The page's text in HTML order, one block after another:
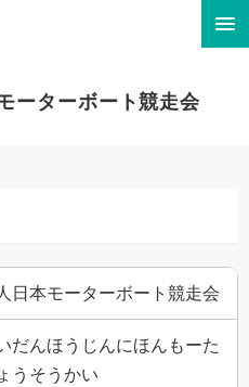
ーターボート競走会
日本モーターボート競走会
だんほうじんにほんもーた
うそうかい